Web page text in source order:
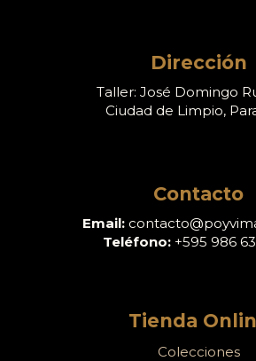
Dirección
Taller: José Domingo
Ciudad de Limpio,
Contacto
Email:
Teléfono:+595 986
Tienda
Colecciones